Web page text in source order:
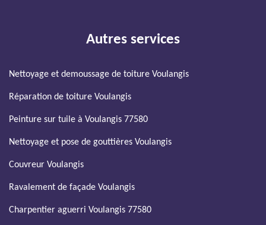
Autres services
Nettoyage et demoussage de toiture Voulangis
Réparation de toiture Voulangis
Peinture sur tuile à Voulangis 77580
Nettoyage et pose de gouttières Voulangis
Couvreur Voulangis
Ravalement de façade Voulangis
Charpentier aguerri Voulangis 77580